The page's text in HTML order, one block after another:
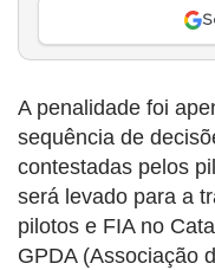
A penalidade foi
sequência de
contestadas pelos
será levado para a
pilotos e FIA no
GPDA (Associação